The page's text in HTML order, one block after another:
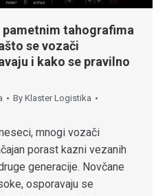
pametnim tahografima
se vozači
i kako se pravilno
By Klaster Logistika
mnogi vozači
porast kazni vezanih
generacije. Novčane
osporavaju se